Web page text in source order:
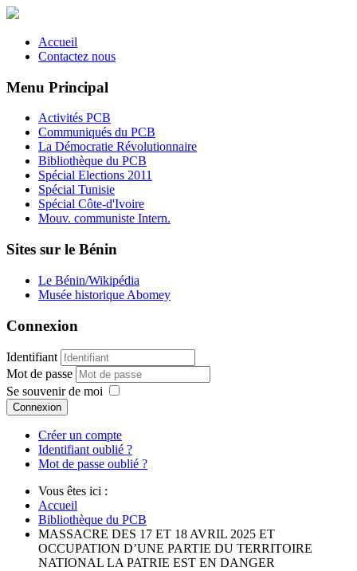
Accueil
Contactez nous
Menu Principal
Activités PCB
Communiqués du PCB
La Démocratie Révolutionnaire
Bibliothèque du PCB
Spécial Elections 2011
Spécial Tunisie
Spécial Côte-d'Ivoire
Mouv. communiste Intern.
Sites sur le Bénin
Le Bénin/Wikipédia
Musée historique Abomey
Connexion
Identifiant
Mot de passe
Se souvenir de moi
Connexion
Créer un compte
Identifiant oublié ?
Mot de passe oublié ?
Vous êtes ici :
Accueil
Bibliothèque du PCB
MASSACRE DES 17 ET 18 AVRIL 2025 ET
OCCUPATION D’UNE PARTIE DU TERRITOIRE
NATIONAL LA PATRIE EST EN DANGER